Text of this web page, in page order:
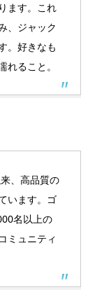
ます。これ
、ジャック
。好きなも
ること。
、高品質の
います。ゴ
名以上の
ミュニティ